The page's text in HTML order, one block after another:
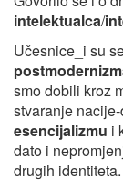
intelektualca/
Učesnice_i su
smo dobili kroz
stvaranje
esencijalizmu i
dato i
drugih identiteta.